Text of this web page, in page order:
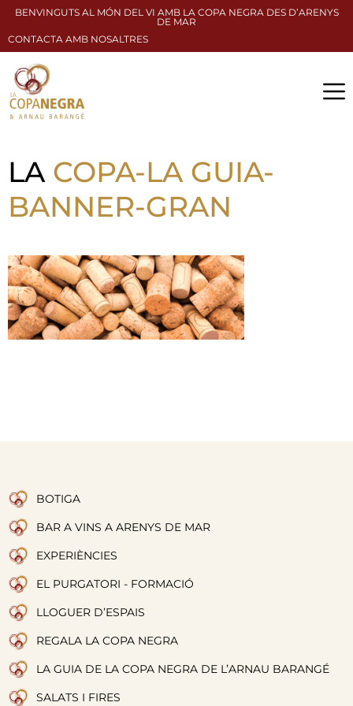
BENVINGUTS AL MÓN DEL VI AMB LA COPA NEGRA DES D’ARENYS
DE MAR
CONTACTA AMB NOSALTRES
LACOPA-LA GUIA-
BANNER-GRAN
BOTIGA
BAR A VINS A ARENYS DE MAR
EXPERIÈNCIES
EL PURGATORI - FORMACIÓ
LLOGUER D’ESPAIS
REGALA LA COPA NEGRA
LA GUIA DE LA COPA NEGRA DE L’ARNAU BARANGÉ
SALATS I FIRES